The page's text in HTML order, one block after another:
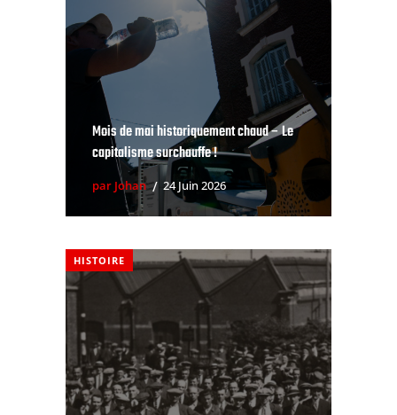
Mois de mai historiquement chaud – Le
capitalisme surchauffe !
par Johan 24 Juin 2026
HISTOIRE